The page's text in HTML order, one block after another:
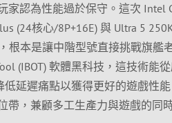
家認為性能過於保守。這次 Intel
(24核心/8P+16E) 與 Ultra 5
根本是讓中階型號直接挑戰旗艦
(IBOT) 軟體黑科技，這技術能
低延遲痛點以獲得更好的遊戲性
帶，兼顧多工生產力與遊戲的同